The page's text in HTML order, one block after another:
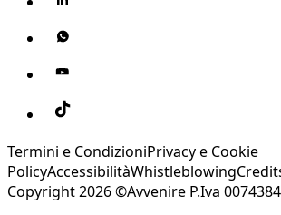
Termini e CondizioniPrivacy e Cookie
PolicyAccessibilitàWhistleblowing
Copyright 2026 ©Avvenire P.Iva